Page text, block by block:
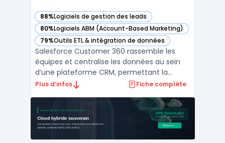
88%Logiciels de gestion des leads
— voir Salesforce Customer 360 dans cette catégorie
80%Logiciels ABM (Account-Based Marketing)
— voir Salesforce Customer 360 dans cette catégorie
79%Outils ETL & intégration de données
— voir Salesforce Customer 360 dans cette catégorie
Salesforce Customer 360 rassemble les
équipes et centralise les données au sein
d’une plateforme CRM, permettant la
gestion coordonnée de l’information client
entreprises possédant plusieurs
départements rencontrent souvent des
problèmes d’efficacité et de d ...
Plus d’infos Fiche complète